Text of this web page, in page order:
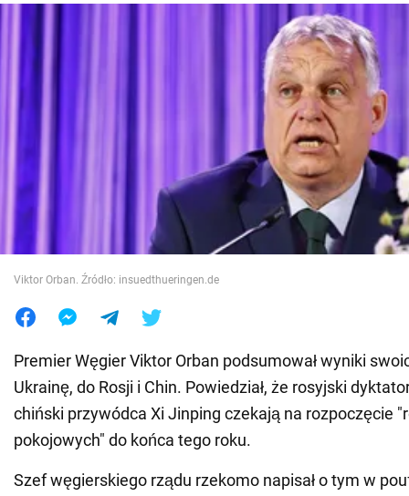
Świat
Jedzenie
Viktor Orban. Źródło: insuedthueringen.de
Premier Węgier Viktor Orban podsumował wyniki
Ukrainę, do Rosji i Chin. Powiedział, że rosyjski
chiński przywódca Xi Jinping czekają na rozpoczęcie
pokojowych" do końca tego roku.
Szef węgierskiego rządu rzekomo napisał o tym w